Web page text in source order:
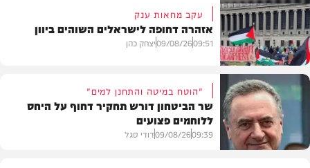
חדשות
חדשות
עקב מחאות ענק
אזהרה דחופה לישראלים השוהים ביוון
09:51
09/08/26יצחק כהן
"הוטח במיטה והתחנן למים"
שר הביטחון דורש תחקיר דחוף על היחס
ללוחמים פצועים
09:39
09/08/26דודי סגל